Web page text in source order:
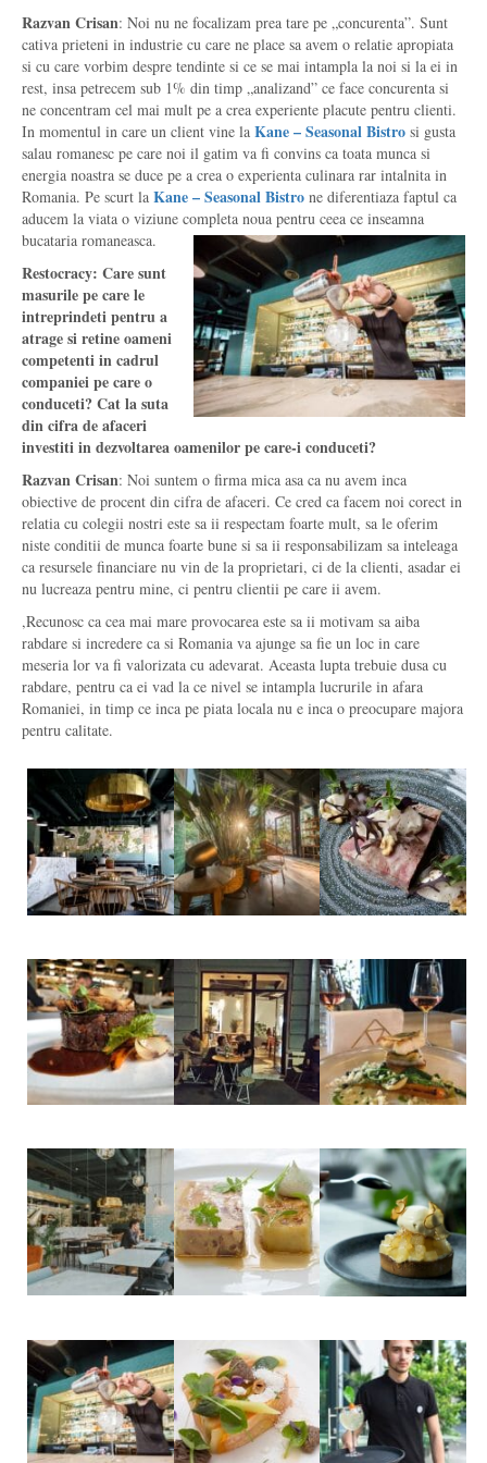
Razvan Crisan: Noi nu ne focalizam prea tare pe „concurenta”. Sunt
cativa prieteni in industrie cu care ne place sa avem o relatie apropiata
si cu care vorbim despre tendinte si ce se mai intampla la noi si la ei in
rest, insa petrecem sub 1% din timp „analizand” ce face concurenta si
ne concentram cel mai mult pe a crea experiente placute pentru clienti.
In momentul in care un client vine la Kane – Seasonal Bistro si gusta
salau romanesc pe care noi il gatim va fi convins ca toata munca si
energia noastra se duce pe a crea o experienta culinara rar intalnita in
Romania. Pe scurt la Kane – Seasonal Bistro ne diferentiaza faptul ca
aducem la viata o viziune completa noua pentru ceea ce inseamna
bucataria romaneasca.
Restocracy: Care sunt
masurile pe care le
intreprindeti pentru a
atrage si retine oameni
competenti in cadrul
companiei pe care o
conduceti? Cat la suta
din cifra de afaceri
investiti in dezvoltarea oamenilor pe care-i conduceti?
Razvan Crisan: Noi suntem o firma mica asa ca nu avem inca
obiective de procent din cifra de afaceri. Ce cred ca facem noi corect in
relatia cu colegii nostri este sa ii respectam foarte mult, sa le oferim
niste conditii de munca foarte bune si sa ii responsabilizam sa inteleaga
ca resursele financiare nu vin de la proprietari, ci de la clienti, asadar ei
nu lucreaza pentru mine, ci pentru clientii pe care ii avem.
,Recunosc ca cea mai mare provocarea este sa ii motivam sa aiba
rabdare si incredere ca si Romania va ajunge sa fie un loc in care
meseria lor va fi valorizata cu adevarat. Aceasta lupta trebuie dusa cu
rabdare, pentru ca ei vad la ce nivel se intampla lucrurile in afara
Romaniei, in timp ce inca pe piata locala nu e inca o preocupare majora
pentru calitate.